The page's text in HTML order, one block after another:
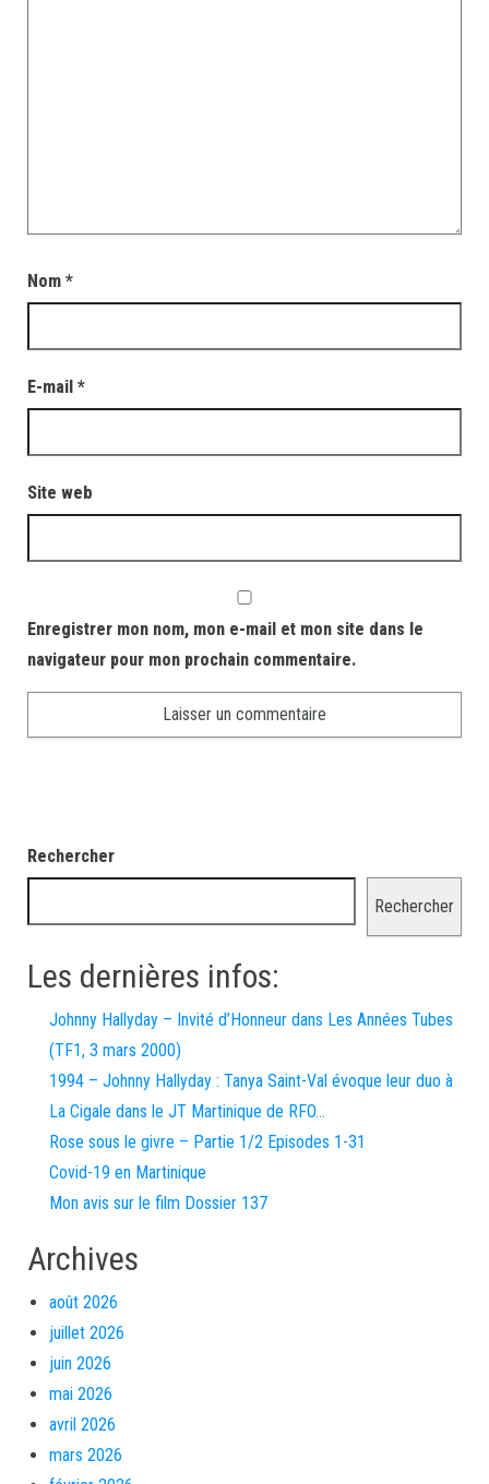
Nom *
E-mail *
Site web
Enregistrer mon nom, mon e-mail et mon site dans le
navigateur pour mon prochain commentaire.
Rechercher
Rechercher
Les dernières infos:
Johnny Hallyday – Invité d’Honneur dans Les Années Tubes
(TF1, 3 mars 2000)
1994 – Johnny Hallyday : Tanya Saint-Val évoque leur duo à
La Cigale dans le JT Martinique de RFO…
Rose sous le givre – Partie 1/2 Episodes 1-31
Covid-19 en Martinique
Mon avis sur le film Dossier 137
Archives
août 2026
juillet 2026
juin 2026
mai 2026
avril 2026
mars 2026